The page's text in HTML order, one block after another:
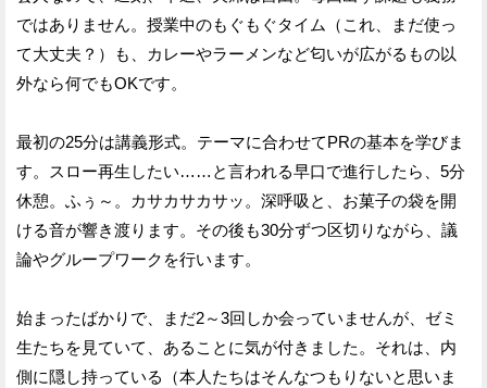
ではありません。授業中のもぐもぐタイム（これ、まだ使っ
て大丈夫？）も、カレーやラーメンなど匂いが広がるもの以
外なら何でもOKです。
最初の25分は講義形式。テーマに合わせてPRの基本を学びま
す。スロー再生したい……と言われる早口で進行したら、5分
休憩。ふぅ～。カサカサカサッ。深呼吸と、お菓子の袋を開
ける音が響き渡ります。その後も30分ずつ区切りながら、議
論やグループワークを行います。
始まったばかりで、まだ2～3回しか会っていませんが、ゼミ
生たちを見ていて、あることに気が付きました。それは、内
側に隠し持っている（本人たちはそんなつもりないと思いま